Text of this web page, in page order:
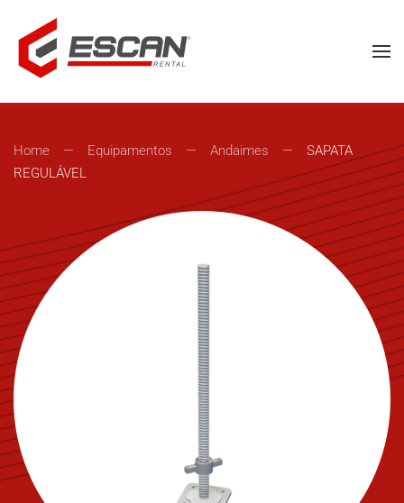
Skip to main content
Home Equipamentos Andaimes
SAPATA
REGULÁVEL